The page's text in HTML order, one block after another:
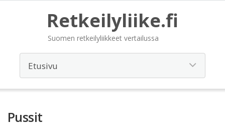
Retkeilyliike.fi
Suomen retkeilyliikkeet vertailussa
Pussit